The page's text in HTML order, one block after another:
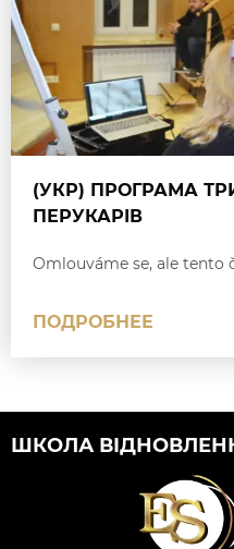
(УКР) ПРОГРАМА
ПЕРУКАРІВ
Omlouváme se, ale tento
ПОДРОБНЕЕ
ШКОЛА